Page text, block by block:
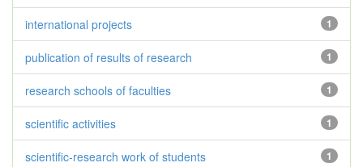
1
international projects
1
publication of results of research
1
research schools of faculties
1
scientific activities
1
scientific-research work of students